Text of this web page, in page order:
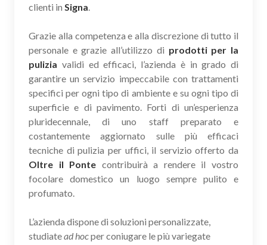
clienti in Signa.
Grazie alla competenza e alla discrezione di tutto il
personale e grazie all’utilizzo di prodotti per la
pulizia validi ed efficaci, l’azienda è in grado di
garantire un servizio impeccabile con trattamenti
specifici per ogni tipo di ambiente e su ogni tipo di
superficie e di pavimento. Forti di un’esperienza
pluridecennale, di uno staff preparato e
costantemente aggiornato sulle più efficaci
tecniche di pulizia per uffici, il servizio offerto da
Oltre il Ponte contribuirà a rendere il vostro
focolare domestico un luogo sempre pulito e
profumato.
L’azienda dispone di soluzioni personalizzate,
studiatead hocper coniugare le più variegate